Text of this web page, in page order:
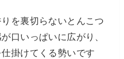
を裏切らないとんこつ
口いっぱいに広がり、
掛けてくる勢いです